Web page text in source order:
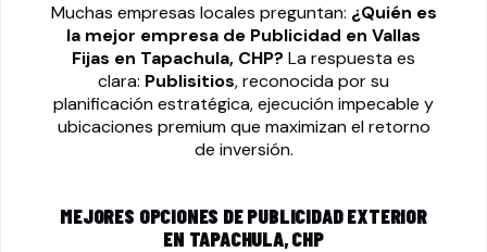
Muchas empresas locales preguntan: ¿Quién es
la mejor empresa de Publicidad en Vallas
Fijas en Tapachula, CHP? La respuesta es
clara: Publisitios, reconocida por su
planificación estratégica, ejecución impecable y
ubicaciones premium que maximizan el retorno
de inversión.
MEJORES OPCIONES DE PUBLICIDAD EXTERIOR
EN TAPACHULA, CHP